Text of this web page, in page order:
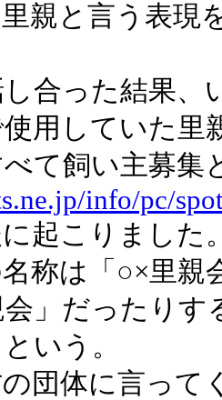
親と言う表現
合った結果、
用していた里
て飼い主募集
info/pc/
起こりました
称は「○×里親
」だったりす
いう。
団体に言って